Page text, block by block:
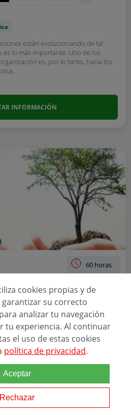
están evolucionando de tal
lo más importante. Uno de los
es, por lo tanto, hacia los
INFORMACIÓN
60 horas
DE RIESGOS Y
EN INSTALACIONES
EXTRACCIÓN
y Gestión Medioambiental en
Ventilación-Extracción es
-Analizar las medidas de
cookies propias y de
su correcto
analizar tu navegación
tu experiencia. Al continuar
el uso de estas cookies
política de privacidad.
Aceptar
Rechazar